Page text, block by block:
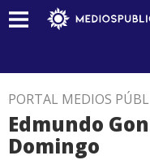
PORTAL MEDIOS
Edmundo
Domingo